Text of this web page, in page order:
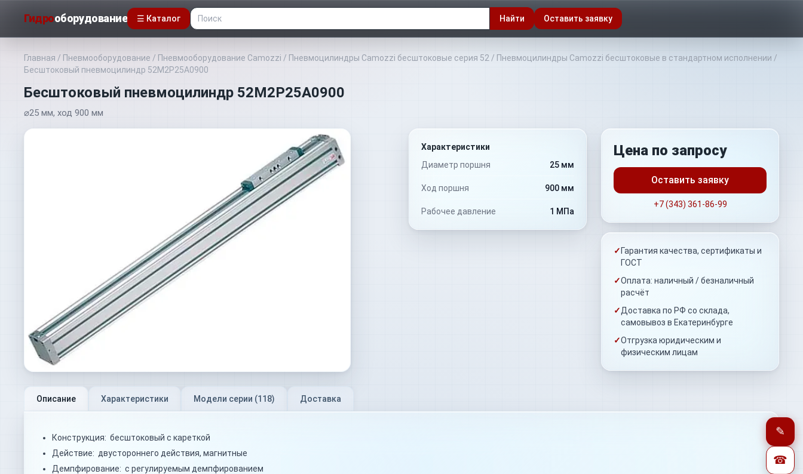
Гидрооборудование ☰ Каталог Найти Оставить заявку
Главная / Пневмооборудование / Пневмооборудование Camozzi / Пневмоцилиндры Camozzi бесштоковые серия 52 / Пневмоцилиндры Camozzi бесштоковые в стандартном исполнении /
Бесштоковый пневмоцилиндр 52M2P25A0900
Бесштоковый пневмоцилиндр 52M2P25A0900
⌀25 мм, ход 900 мм
Характеристики
Диаметр поршня
25 мм
Ход поршня 900 мм
Рабочее давление 1 МПа
Цена по запросу
Оставить заявку
+7 (343) 361-86-99
✓ Гарантия качества, сертификаты и
ГОСТ
✓Оплата: наличный / безналичный
расчёт
✓Доставка по РФ со склада,
самовывоз в Екатеринбурге
✓Отгрузка юридическим и
физическим лицам
Описание Характеристики Модели серии (118) Доставка
Конструкция: бесштоковый с кареткой
Действие: двустороннего действия, магнитные
Демпфирование: с регулируемым демпфированием
✎
☎